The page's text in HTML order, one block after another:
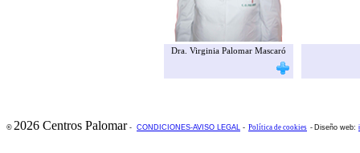
Dra. Virginia Palomar Mascaró
© 2026 Centros Palomar- CONDICIONES-AVISO LEGAL - Política de cookies - Diseño web: